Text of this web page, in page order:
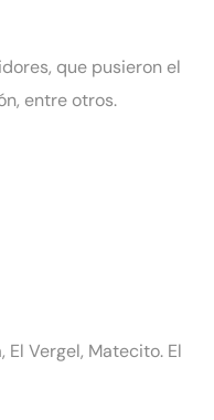
que pusieron el
entre otros.
Vergel, Matecito. El